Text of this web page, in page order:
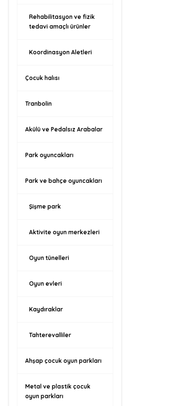
Rehabilitasyon ve fizik
tedavi amaçlı ürünler
Koordinasyon Aletleri
Çocuk halısı
Tranbolin
Akülü ve Pedalsız Arabalar
Park oyuncakları
Park ve bahçe oyuncakları
Şişme park
Aktivite oyun merkezleri
Oyun tünelleri
Oyun evleri
Kaydıraklar
Tahterevalliler
Ahşap çocuk oyun parkları
Metal ve plastik çocuk
oyun parkları